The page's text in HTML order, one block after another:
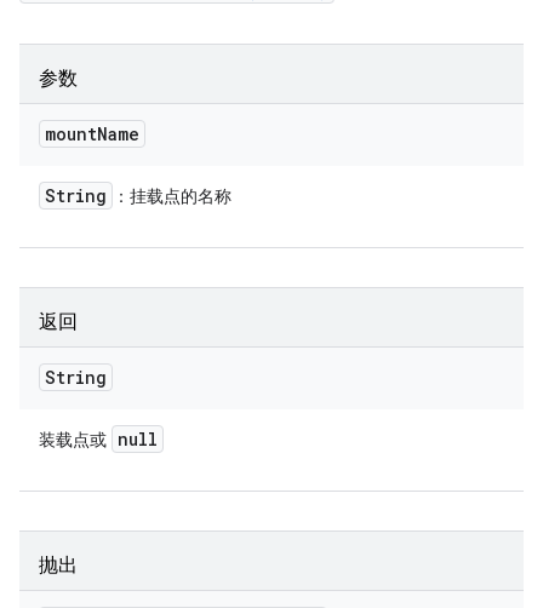
参数
mountName
String ：挂载点的名称
返回
String
装载点或 null
抛出